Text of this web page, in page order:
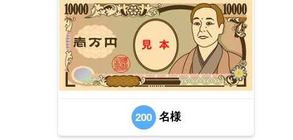
200 名様